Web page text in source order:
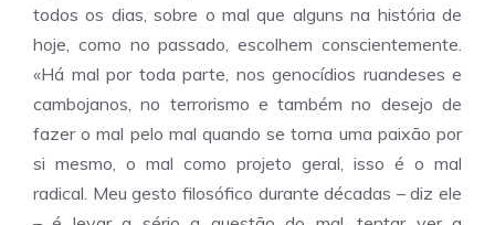
todos os dias, sobre o mal que alguns na história de
hoje, como no passado, escolhem conscientemente.
«Há mal por toda parte, nos genocídios ruandeses e
cambojanos, no terrorismo e também no desejo de
fazer o mal pelo mal quando se torna uma paixão por
si mesmo, o mal como projeto geral, isso é o mal
radical. Meu gesto filosófico durante décadas – diz ele